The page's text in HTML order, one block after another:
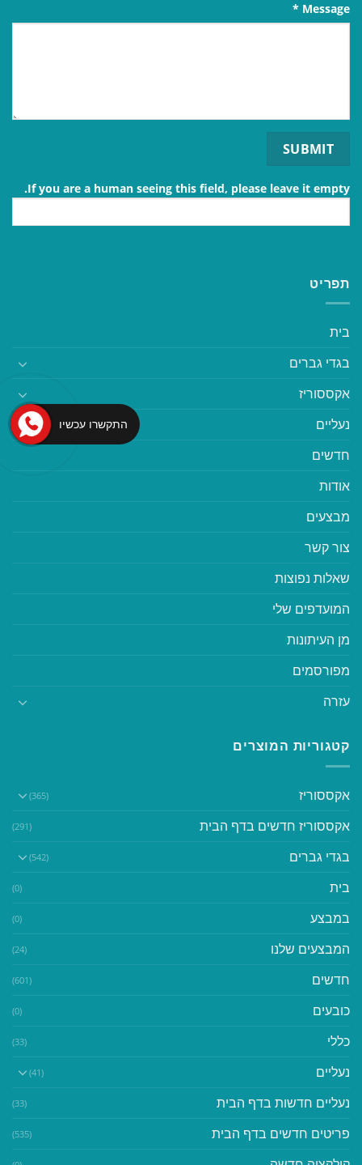
Message
*
If you are a human seeing this field, please leave it empty.
תפריט
בית
בגדי גברים
אקססוריז
נעליים
חדשים
אודות
מבצעים
צור קשר
שאלות נפוצות
המועדפים שלי
מן העיתונות
מפורסמים
עזרה
קטגוריות המוצרים
אקססוריז (365)
אקססוריז חדשים בדף הבית (291)
בגדי גברים (542)
בית (0)
במבצע (0)
המבצעים שלנו (24)
חדשים (601)
כובעים (0)
כללי (33)
נעליים (41)
נעליים חדשות בדף הבית (33)
פריטים חדשים בדף הבית (535)
התקשרו עכשיו